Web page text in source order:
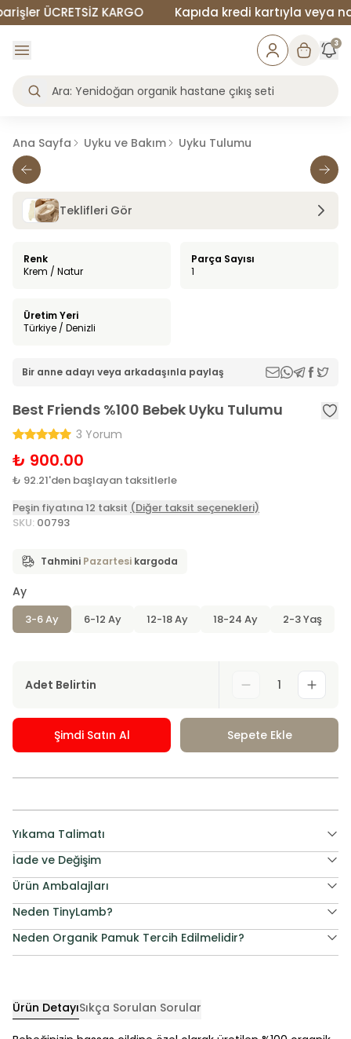
ÜCRETSİZ KARGO Kapıda kredi kartıyla veya
3
Ana Sayfa Uyku ve Bakım Uyku Tulumu
Teklifleri Gör
Renk
Krem / Natur
Parça Sayısı
1
Üretim Yeri
Türkiye / Denizli
Bir anne adayı veya arkadaşınla paylaş
Best Friends %100 Bebek Uyku Tulumu
3 Yorum
₺ 900.00
₺ 92.21'den başlayan taksitlerle
Peşin fiyatına 12 taksit (Diğer taksit seçenekleri)
SKU: 00793
Tahmini Pazartesi kargoda
Ay
3-6 Ay 6-12 Ay 12-18 Ay 18-24 Ay 2-3 Yaş
Adet Belirtin 1
Şimdi Satın Al Sepete Ekle
Yıkama Talimatı
İade ve Değişim
Ürün Ambalajları
Neden TinyLamb?
Neden Organik Pamuk Tercih Edilmelidir?
Ürün DetayıSıkça Sorulan Sorular